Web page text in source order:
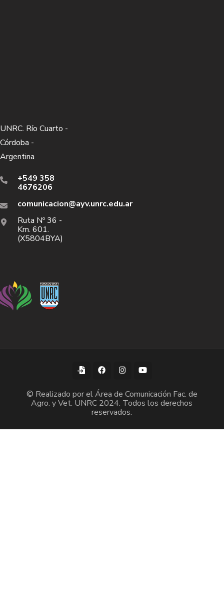
UNRC. Río Cuarto -
Córdoba -
Argentina
+549 358
4676206
comunicacion@ayv.unrc.edu.ar
Ruta Nº 36 -
Km. 601.
(X5804BYA)
© Realizado por el Área de Comunicación Fac. de
Agro. y Vet. UNRC 2024. Todos los derechos
reservados.